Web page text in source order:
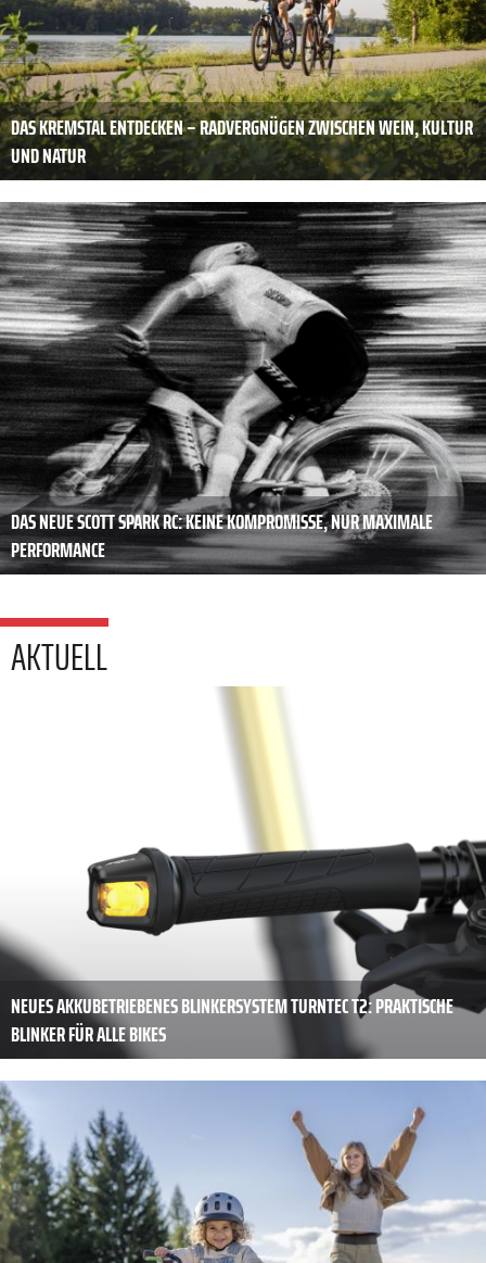
DAS KREMSTAL ENTDECKEN – RADVERGNÜGEN ZWISCHEN WEIN, KULTUR
UND NATUR
DAS NEUE SCOTT SPARK RC: KEINE KOMPROMISSE, NUR MAXIMALE
PERFORMANCE
AKTUELL
NEUES AKKUBETRIEBENES BLINKERSYSTEM TURNTEC T2: PRAKTISCHE
BLINKER FÜR ALLE BIKES